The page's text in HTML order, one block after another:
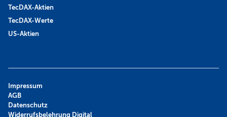
TecDAX-Aktien
TecDAX-Werte
US-Aktien
Impressum
AGB
Datenschutz
Widerrufsbelehrung Digital